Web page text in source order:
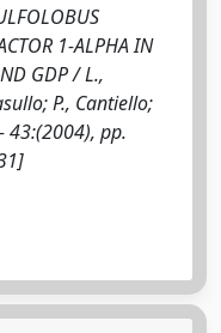
1-ALPHA IN
GDP / L.,
P., Cantiello;
43:(2004), pp.